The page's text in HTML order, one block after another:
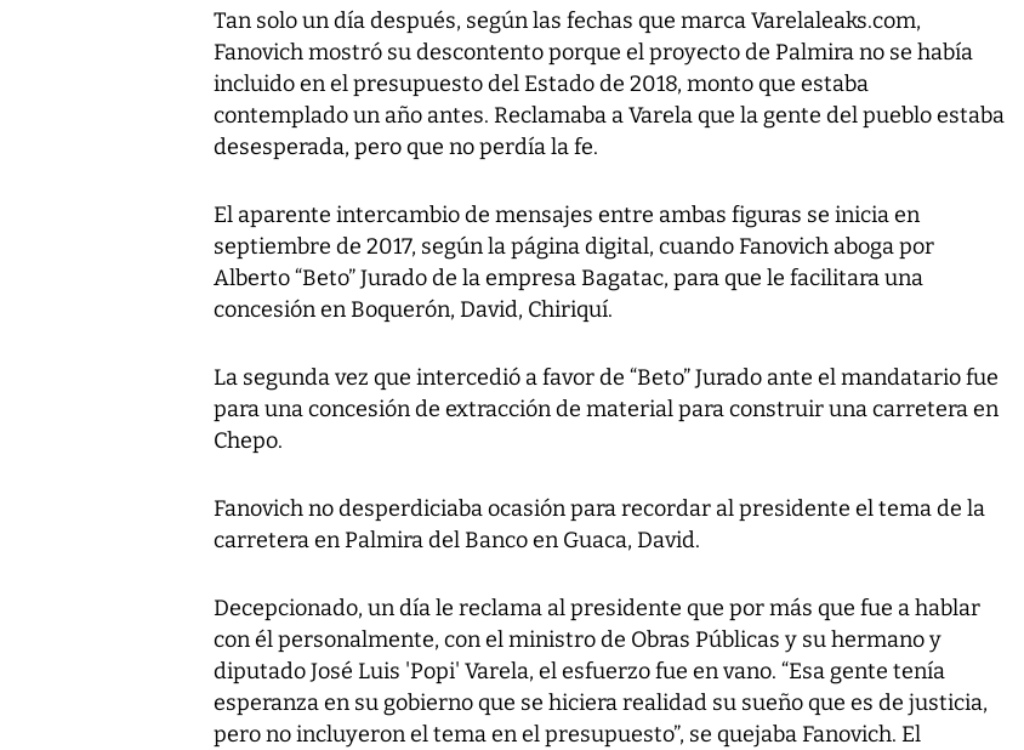
Tan solo un día después, según las fechas que marcaVarelaleaks.com,
Fanovich mostró su descontento porque el proyecto de Palmira no se había
incluido en el presupuesto del Estado de 2018, monto que estaba
contemplado un año antes. Reclamaba a Varela que la gente del pueblo estaba
desesperada, pero que no perdía la fe.
El aparente intercambio de mensajes entre ambas figuras se inicia en
septiembre de 2017, según la página digital, cuando Fanovich aboga por
Alberto “Beto” Jurado de la empresa Bagatac, para que le facilitara una
concesión en Boquerón, David, Chiriquí.
La segunda vez que intercedió a favor de “Beto” Jurado ante el mandatario fue
para una concesión de extracción de material para construir una carretera en
Chepo.
Fanovich no desperdiciaba ocasión para recordar al presidente el tema de la
carretera en Palmira del Banco en Guaca, David.
Decepcionado, un día le reclama al presidente que por más que fue a hablar
con él personalmente, con el ministro de Obras Públicas y su hermano y
diputado José Luis 'Popi' Varela, el esfuerzo fue en vano. “Esa gente tenía
esperanza en su gobierno que se hiciera realidad su sueño que es de justicia,
pero no incluyeron el tema en el presupuesto”, se quejaba Fanovich. El